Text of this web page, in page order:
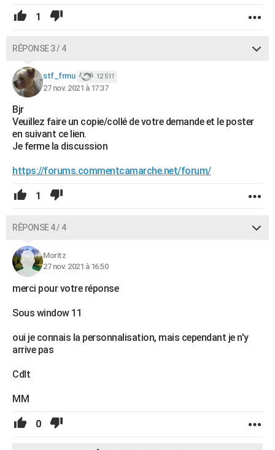
1
RÉPONSE 3 / 4
stf_frmu 12 511
27 nov. 2021 à 17:37
Bjr
Veuillez faire un copie/collé de votre demande et le poster
en suivant ce lien.
Je ferme la discussion
https://forums.commentcamarche.net/forum/
1
RÉPONSE 4 / 4
Moritz
27 nov. 2021 à 16:50
merci pour votre réponse
Sous window 11
oui je connais la personnalisation, mais cependant je n'y
arrive pas
Cdlt
MM
0